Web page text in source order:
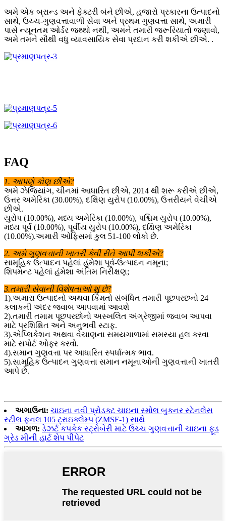
અમે એક બ્રાન્ડ અને ફેક્ટરી બંને છીએ, હજારો પ્રકારના ઉત્પાદનો
સાથે, ઉચ્ચ-ગુણવત્તાવાળી સેવા અને પ્રથમ ગુણવત્તા સાથે, અમારી
પાસે ન્યૂનતમ ઓર્ડર જથ્થો નથી, અમને તમારી જરૂરિયાતો જણાવો,
અમે તમને સૌથી વધુ વ્યાવસાયિક સેવા પ્રદાન કરી શકીએ છીએ. .
FAQ
1. આપણે કોણ છીએ?
અમે ઝેજિયાંગ, ચીનમાં આધારિત છીએ, 2014 થી શરૂ કરીએ છીએ,
ઉત્તર અમેરિકા (30.00%), દક્ષિણ યુરોપ (10.00%), ઉત્તરીયને વેચીએ
છીએ.
યુરોપ (10.00%), મધ્ય અમેરિકા (10.00%), પશ્ચિમ યુરોપ (10.00%),
મધ્ય પૂર્વ (10.00%), પૂર્વીય યુરોપ (10.00%), દક્ષિણ અમેરિકા
(10.00%).અમારી ઓફિસમાં કુલ 51-100 લોકો છે.
2. અમે ગુણવત્તાની ખાતરી કેવી રીતે આપી શકીએ?
સામૂહિક ઉત્પાદન પહેલાં હંમેશા પૂર્વ-ઉત્પાદન નમૂના;
શિપમેન્ટ પહેલાં હંમેશા અંતિમ નિરીક્ષણ;
3.તમારી સેવાની વિશેષતાઓ શું છે?
1).અમારા ઉત્પાદનો અથવા કિંમતો સંબંધિત તમારી પૂછપરછનો 24
કલાકની અંદર જવાબ આપવામાં આવશે
2).તમારી તમામ પૂછપરછોનો અસ્ખલિત અંગ્રેજીમાં જવાબ આપવા
માટે પ્રશિક્ષિત અને અનુભવી સ્ટાફ.
3).એપ્લિકેશન અથવા વેચાણના સમયગાળામાં સમસ્યા હલ કરવા
માટે સપોર્ટ ઓફર કરવો.
4).સમાન ગુણવત્તા પર આધારિત સ્પર્ધાત્મક ભાવ.
5).સામૂહિક ઉત્પાદન ગુણવત્તા સમાન નમૂનાઓની ગુણવત્તાની ખાતરી
આપે છે.
અગાઉના: ચાઇના નવી પ્રોડક્ટ ચાઇના સ્મોલ બુકનર સ્ટેનલેસ
સ્ટીલ ફનલ 105 ટ્રાઇક્લેમ્પ (ZMSF-1) સાથે
આગળ: ડેઝર્ટ કપકેક સ્ટ્રોબેરી માટે ઉચ્ચ ગુણવત્તાની ચાઇના ફૂડ
ગ્રેડ મીની હાર્ટ શેપ પીપેટ